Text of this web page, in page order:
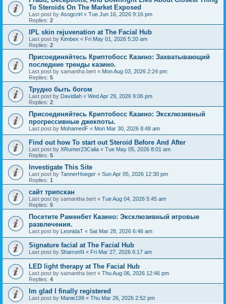
To Steroids On The Market Exposed
Last post by Asogcrirl « Tue Jun 16, 2026 9:16 pm
Replies: 2
IPL skin rejuvenation at The Facial Hub
Last post by Kimbex « Fri May 01, 2026 5:20 am
Replies: 2
Присоединяйтесь Криптобосс Казино: Захватывающий
последние тренды казино.
Last post by samantha bert « Mon Aug 03, 2026 2:24 pm
Replies: 5
Трудно быть богом
Last post by Davidlah « Wed Apr 29, 2026 9:06 pm
Replies: 2
Присоединяйтесь Криптобосс Казино: Эксклюзивный
прогрессивные джекпоты.
Last post by MohamedF « Mon Mar 30, 2026 8:48 am
Find out how To start out Steroid Before And After
Last post by XRumer23Calia « Tue May 05, 2026 8:01 am
Replies: 5
Investigate This Site
Last post by TannerHoeger « Sun Apr 05, 2026 12:30 pm
Replies: 1
сайт трипскан
Last post by samantha bert « Tue Aug 04, 2026 5:45 am
Replies: 5
Посетите Раменбет Казино: Эксклюзивный игровые
развлечения.
Last post by LeonidaT « Sat Mar 28, 2026 6:46 am
Signature facial at The Facial Hub
Last post by SharronN « Fri Mar 27, 2026 6:17 am
LED light therapy at The Facial Hub
Last post by samantha bert « Thu Aug 06, 2026 12:46 pm
Replies: 4
Im glad I finally registered
Last post by Manie199 « Thu Mar 26, 2026 2:52 pm